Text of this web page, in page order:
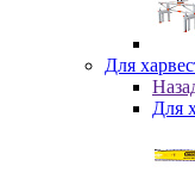
Для
Для